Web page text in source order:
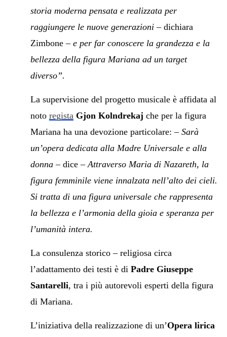
storia moderna pensata e realizzata per
raggiungere le nuove generazioni– dichiara
Zimbone –e per far conoscere la grandezza e la
bellezza della figura Mariana ad un target
diverso”.
La supervisione del progetto musicale è affidata al
noto regista Gjon Kolndrekaj che per la figura
Mariana ha una devozione particolare: – Sarà
un’opera dedicata alla Madre Universale e alla
donna– dice –Attraverso Maria di Nazareth, la
figura femminile viene innalzata nell’alto dei cieli.
Si tratta di una figura universale che rappresenta
la bellezza e l’armonia della gioia e speranza per
l’umanità intera.
La consulenza storico – religiosa circa
l’adattamento dei testi è di Padre Giuseppe
Santarelli, tra i più autorevoli esperti della figura
di Mariana.
L’iniziativa della realizzazione di un’Opera lirica